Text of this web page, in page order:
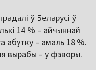
ў Беларусі ў
14 % – айчыннай
абутку – амаль 18 %.
вырабы – у фаворы.